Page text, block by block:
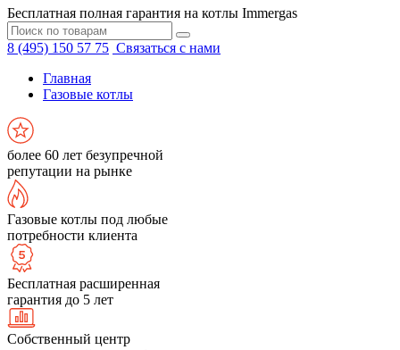
Бесплатная полная гарантия на котлы Immergas
8 (495) 150 57 75 Связаться с нами
Главная
Газовые котлы
более 60 лет безупречной
репутации на рынке
Газовые котлы под любые
потребности клиента
Бесплатная расширенная
гарантия до 5 лет
Собственный центр